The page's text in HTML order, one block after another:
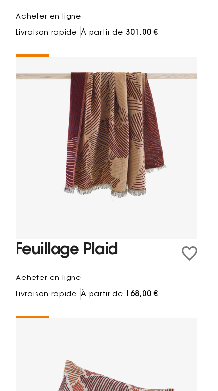
Acheter en ligne
Livraison rapide À partir de 301,00 €
Feuillage Plaid
Acheter en ligne
Livraison rapide À partir de 168,00 €